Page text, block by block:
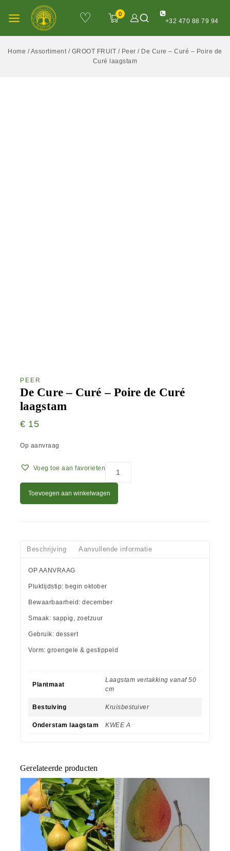
♡ 0
+32 470 88 79 94
Home /Assortiment / GROOT FRUIT / Peer / De Cure – Curé – Poire de
Curé laagstam
PEER
De Cure – Curé – Poire de Curé
laagstam
€ 15
Op aanvraag
Voeg toe aan favorieten
Toevoegen aan winkelwagen
Beschrijving Aanvullende informatie
OP AANVRAAG
Pluktijdstip: begin oktober
Bewaarbaarheid: december
Smaak: sappig, zoetzuur
Gebruik: dessert
Vorm: groengele & gestippeld
Plantmaat
Laagstam vertakking vanaf 50
cm
Bestuiving Kruisbestuiver
Onderstam laagstam KWEE A
Gerelateerde producten